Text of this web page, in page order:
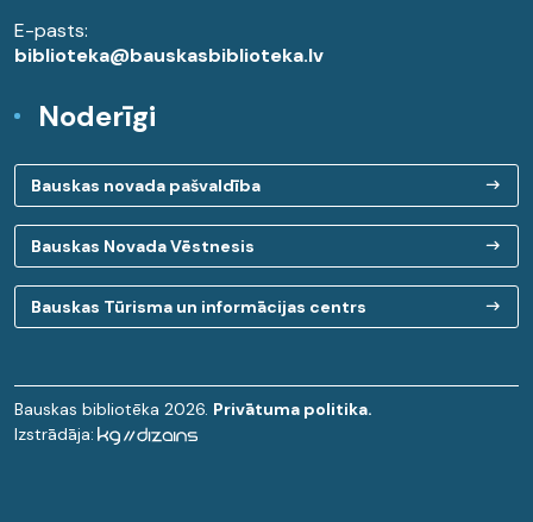
E-pasts:
biblioteka@bauskasbiblioteka.lv
Noderīgi
Bauskas novada pašvaldība
Bauskas Novada Vēstnesis
Bauskas Tūrisma un informācijas centrs
Bauskas bibliotēka 2026. Privātuma politika.
Izstrādāja: